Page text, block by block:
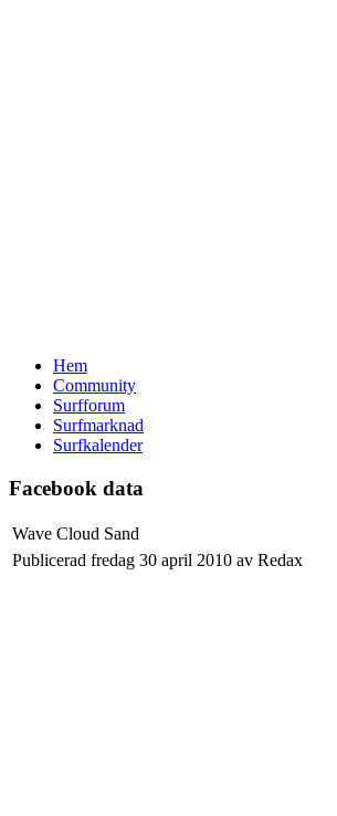
Hem
Community
Surfforum
Surfmarknad
Surfkalender
Facebook data
Wave Cloud Sand
Publicerad fredag 30 april 2010 av Redax